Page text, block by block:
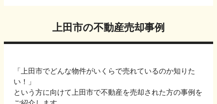
上田市の不動産売却事例
「 上田市でどんな物件がいくらで売れているのか知りた
い！」
という方に向けて 上田市で不動産を売却された方の事例を